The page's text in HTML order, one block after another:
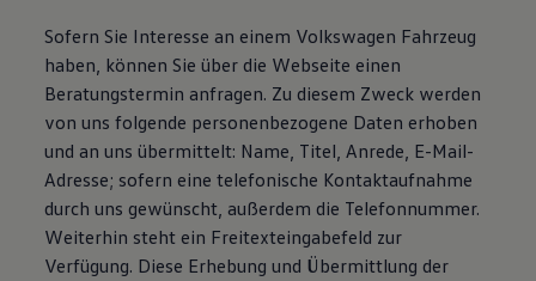
Sofern Sie Interesse an einem Volkswagen Fahrzeug
haben, können Sie über die Webseite einen
Beratungstermin anfragen. Zu diesem Zweck werden
von uns folgende personenbezogene Daten erhoben
und an uns übermittelt: Name, Titel, Anrede, E-Mail-
Adresse; sofern eine telefonische Kontaktaufnahme
durch uns gewünscht, außerdem die Telefonnummer.
Weiterhin steht ein Freitexteingabefeld zur
Verfügung. Diese Erhebung und Übermittlung der